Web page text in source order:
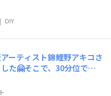
ち時間に試しました。ソ
付いて、曲がらずに切れま
めに切りたい時に便利で
みがあるので、薄い板には
すよ！とのこと！(*ﾟ∀ﾟ)
して自作しました。長めで
自作ソーガイドをクランプ
ら真っ直ぐに切れました
| DIY
ーティスト錦鯉野アキコさ
た🤗そこで、30分位でお
家のわんこ書いて貰いまし
方ですが、お喋りしなが